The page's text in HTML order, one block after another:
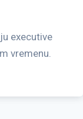
executive
vremenu.